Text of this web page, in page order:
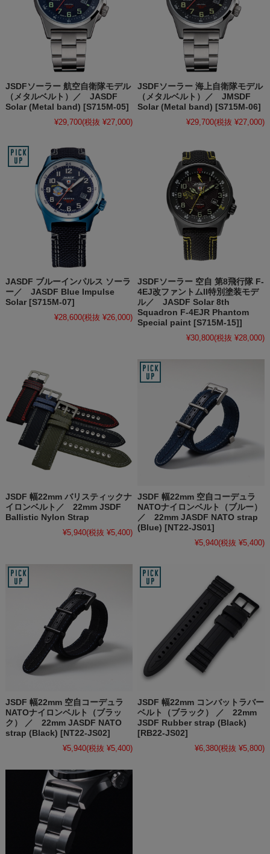
JSDFソーラー 航空自衛隊モデル
（メタルベルト）／ JASDF
Solar (Metal band) [S715M-05]
¥29,700(税抜 ¥27,000)
JSDFソーラー 海上自衛隊モデル
（メタルベルト）／ JMSDF
Solar (Metal band) [S715M-06]
¥29,700(税抜 ¥27,000)
JASDF ブルーインパルス ソーラ
ー／ JASDF Blue Impulse
Solar [S715M-07]
¥28,600(税抜 ¥26,000)
JSDFソーラー 空自 第8飛行隊 F-
4EJ改ファントムII特別塗装モデ
ル／ JASDF Solar 8th
Squadron F-4EJR Phantom
Special paint [S715M-15]]
¥30,800(税抜 ¥28,000)
JSDF 幅22mm バリスティックナ
イロンベルト／ 22mm JSDF
Ballistic Nylon Strap
¥5,940(税抜 ¥5,400)
JSDF 幅22mm 空自コーデュラ
NATOナイロンベルト（ブルー）
／ 22mm JASDF NATO strap
(Blue) [NT22-JS01]
¥5,940(税抜 ¥5,400)
JSDF 幅22mm 空自コーデュラ
NATOナイロンベルト（ブラッ
ク） ／ 22mm JASDF NATO
strap (Black) [NT22-JS02]
¥5,940(税抜 ¥5,400)
JSDF 幅22mm コンバットラバー
ベルト（ブラック） ／ 22mm
JSDF Rubber strap (Black)
[RB22-JS02]
¥6,380(税抜 ¥5,800)